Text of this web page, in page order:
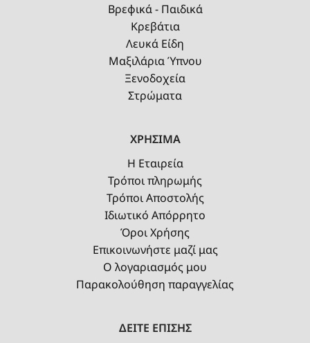
Βρεφικά - Παιδικά
Κρεβάτια
Λευκά Είδη
Μαξιλάρια Ύπνου
Ξενοδοχεία
Στρώματα
ΧΡΗΣΙΜΑ
Η Εταιρεία
Τρόποι πληρωμής
Τρόποι Αποστολής
Ιδιωτικό Απόρρητο
Όροι Χρήσης
Επικοινωνήστε μαζί μας
Ο λογαριασμός μου
Παρακολούθηση παραγγελίας
ΔΕΙΤΕ ΕΠΙΣΗΣ